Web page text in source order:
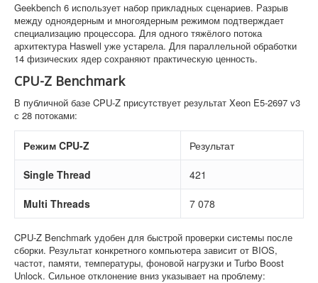
Geekbench 6 использует набор прикладных сценариев. Разрыв
между одноядерным и многоядерным режимом подтверждает
специализацию процессора. Для одного тяжёлого потока
архитектура Haswell уже устарела. Для параллельной обработки
14 физических ядер сохраняют практическую ценность.
CPU-Z Benchmark
В публичной базе CPU-Z присутствует результат Xeon E5-2697 v3
с 28 потоками:
Режим CPU-Z Результат
Single Thread 421
Multi Threads 7 078
CPU-Z Benchmark удобен для быстрой проверки системы после
сборки. Результат конкретного компьютера зависит от BIOS,
частот, памяти, температуры, фоновой нагрузки и Turbo Boost
Unlock. Сильное отклонение вниз указывает на проблему: